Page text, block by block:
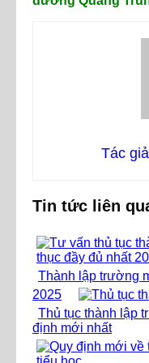
Tác
Tin tức liên
Thành lập trường
2025
Thủ tục thành lập
định mới nhất